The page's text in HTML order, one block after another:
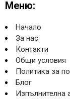
Меню:
Начало
За нас
Контакти
Общи условия
Политика за
Блог
Изпълнителна